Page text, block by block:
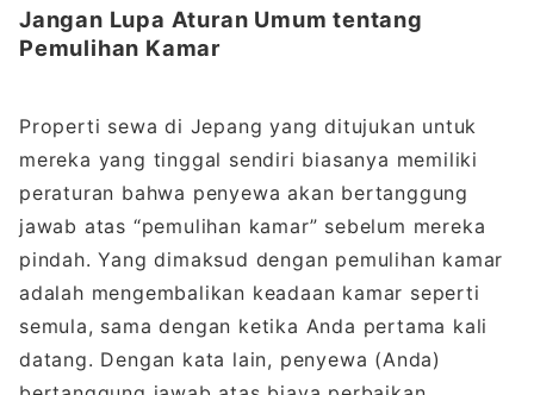
Jangan Lupa Aturan Umum tentang
Pemulihan Kamar
Properti sewa di Jepang yang ditujukan untuk
mereka yang tinggal sendiri biasanya memiliki
peraturan bahwa penyewa akan bertanggung
jawab atas “pemulihan kamar” sebelum mereka
pindah. Yang dimaksud dengan pemulihan kamar
adalah mengembalikan keadaan kamar seperti
semula, sama dengan ketika Anda pertama kali
datang. Dengan kata lain, penyewa (Anda)